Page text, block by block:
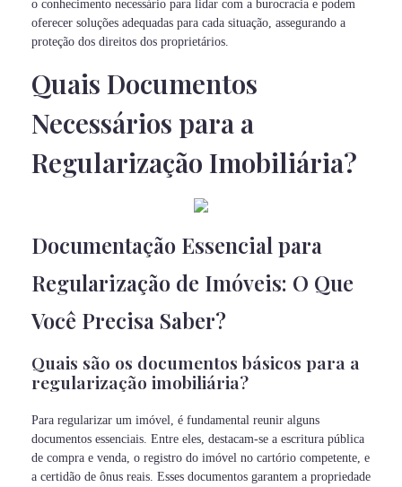
o conhecimento necessário para lidar com a burocracia e podem
oferecer soluções adequadas para cada situação, assegurando a
proteção dos direitos dos proprietários.
Quais Documentos
Necessários para a
Regularização Imobiliária?
Documentação Essencial para
Regularização de Imóveis: O Que
Você Precisa Saber?
Quais são os documentos básicos para a
regularização imobiliária?
Para regularizar um imóvel, é fundamental reunir alguns
documentos essenciais. Entre eles, destacam-se a escritura pública
de compra e venda, o registro do imóvel no cartório competente, e
a certidão de ônus reais. Esses documentos garantem a propriedade